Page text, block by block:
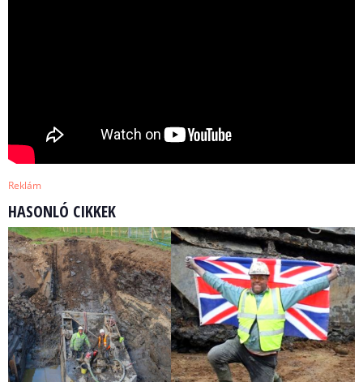
Reklám
HASONLÓ CIKKEK